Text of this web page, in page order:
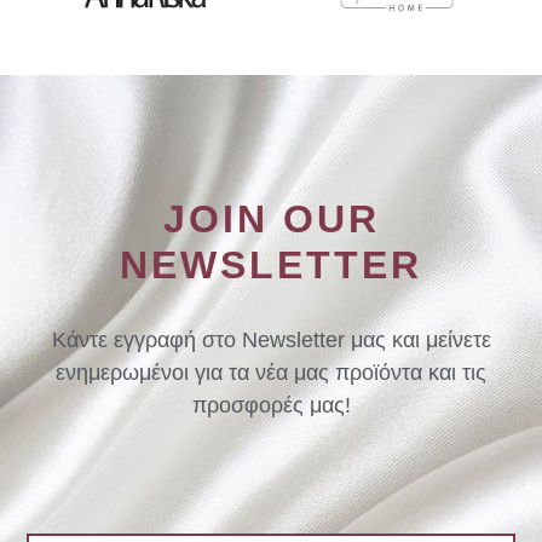
JOIN OUR
NEWSLETTER
Κάντε εγγραφή στο Newsletter μας και μείνετε
ενημερωμένοι για τα νέα μας προϊόντα και τις
προσφορές μας!